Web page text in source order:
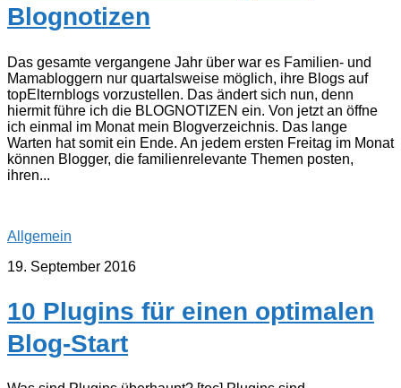
Blognotizen
Das gesamte vergangene Jahr über war es Familien- und
Mamabloggern nur quartalsweise möglich, ihre Blogs auf
topElternblogs vorzustellen. Das ändert sich nun, denn
hiermit führe ich die BLOGNOTIZEN ein. Von jetzt an öffne
ich einmal im Monat mein Blogverzeichnis. Das lange
Warten hat somit ein Ende. An jedem ersten Freitag im Monat
können Blogger, die familienrelevante Themen posten,
ihren...
Allgemein
19. September 2016
10 Plugins für einen optimalen
Blog-Start